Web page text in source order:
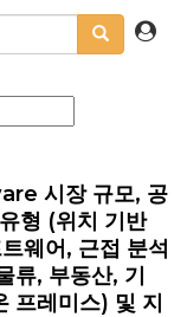
시장 규모, 공
형 (위치 기반
웨어, 근접 분석
류, 부동산, 기
프레미스) 및 지